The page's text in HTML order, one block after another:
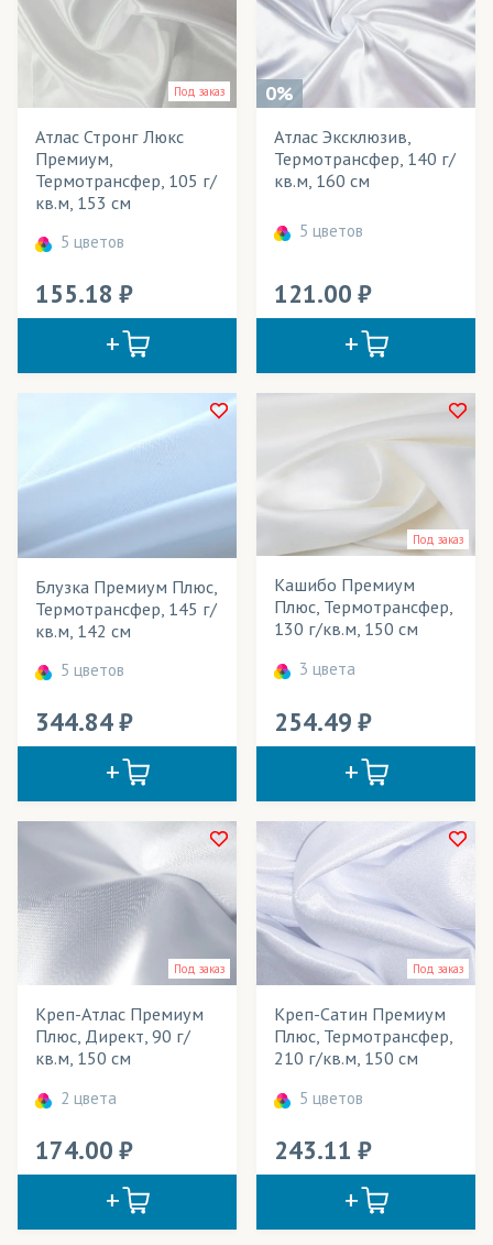
Покрывала
Полотенца
Портьеры
Постельное белье
Пресс воллы (бренд воллы)/ Фрейм-системы
Промоодежда
Пуфики
Рулонные шторы
Рюкзаки
Световые конструкции
Скатерти
Спецодежда
Спортивная форма
Спортивные костюмы
Средства для уборки/Салфетки
Столовый текстиль (скатерти)
Сувениры
Театральные декорации
Театральные костюмы
Текстильные обои
Тенты для летних кафе
Уличные конструкции
Фартуки
Флаги
Флаги интерьерные
Флаги уличные
Под заказ
Атлас Стронг Люкс
Премиум,
Термотрансфер, 105 г/
кв.м, 153 см
5 цветов
155.18
0%
Атлас Эксклюзив,
Термотрансфер, 140 г/
кв.м, 160 см
5 цветов
121.00
Блузка Премиум Плюс,
Термотрансфер, 145 г/
кв.м, 142 см
5 цветов
344.84
Под заказ
Кашибо Премиум
Плюс, Термотрансфер,
130 г/кв.м, 150 см
3 цвета
254.49
Под заказ
Креп-Атлас Премиум
Плюс, Директ, 90 г/
кв.м, 150 см
2 цвета
174.00
Под заказ
Креп-Сатин Премиум
Плюс, Термотрансфер,
210 г/кв.м, 150 см
5 цветов
243.11